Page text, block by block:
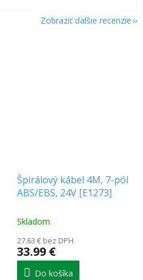
Špirálový kábel 4M, 7-pól
ABS/EBS, 24V [E1273]
Skladom
27.63 € bez DPH
33.99 €
Do košíka
Zobraziť ďalšie recenzie